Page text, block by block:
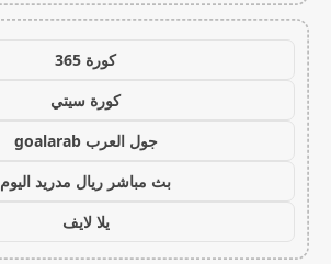
كورة 365
كورة سيتي
جول العرب goalarab
بث مباشر ريال مدريد اليوم
يلا لايف